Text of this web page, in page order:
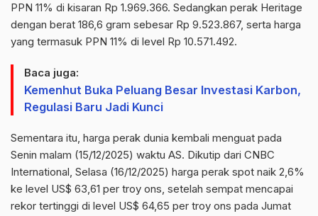
PPN 11% di kisaran Rp 1.969.366. Sedangkan perak Heritage
dengan berat 186,6 gram sebesar Rp 9.523.867, serta harga
yang termasuk PPN 11% di level Rp 10.571.492.
Baca juga:
Kemenhut Buka Peluang Besar Investasi Karbon,
Regulasi Baru Jadi Kunci
Sementara itu, harga perak dunia kembali menguat pada
Senin malam (15/12/2025) waktu AS. Dikutip dari CNBC
International, Selasa (16/12/2025) harga perak spot naik 2,6%
ke level US$ 63,61 per troy ons, setelah sempat mencapai
rekor tertinggi di level US$ 64,65 per troy ons pada Jumat